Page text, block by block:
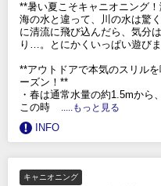
**暑い夏こそキャニオニング
海の水と違って、川の水は驚
に清流に飛び込んだら、気分
り…。とにかくいっぱい遊び
**アウトドアで本気のスリル
ーズン！**
・春は通常水量の約1.5mから
この時
.....もっと見る
INFO
キャニオニング